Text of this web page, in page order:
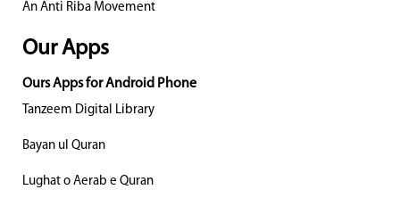
An Anti Riba Movement
Our Apps
Ours Apps for Android Phone
Tanzeem Digital Library
Bayan ul Quran
Lughat o Aerab e Quran